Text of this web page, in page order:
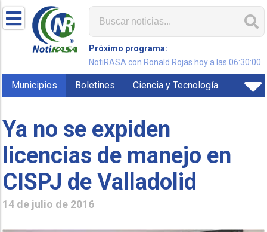
Próximo programa:
NotiRASA con Ronald Rojas hoy a las 06:30:00
Municipios Boletines Ciencia y Tecnología
Ya no se expiden
licencias de manejo en
CISPJ de Valladolid
14 de julio de 2016